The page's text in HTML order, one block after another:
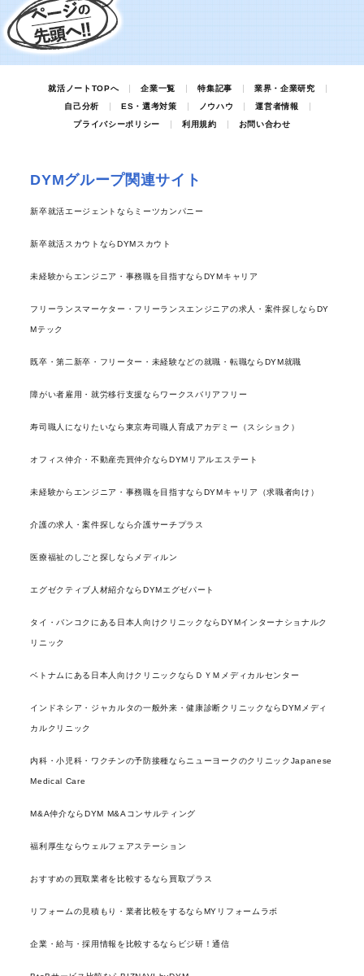
就活ノートTOPへ 企業一覧 特集記事
業界・企業研究
自己分析
ES・選考対策 ノウハウ
運営者情報
プライバシーポリシー
利用規約 お問い合わせ
DYMグループ関連サイト
新卒就活エージェントならミーツカンパニー
新卒就活スカウトならDYMスカウト
未経験からエンジニア・事務職を目指すならDYMキャリア
フリーランスマーケター・フリーランスエンジニアの求人・案件探しならDY
Mテック
既卒・第二新卒・フリーター・未経験などの就職・転職ならDYM就職
障がい者雇用・就労移行支援ならワークスバリアフリー
寿司職人になりたいなら東京寿司職人育成アカデミー（スシショク）
オフィス仲介・不動産売買仲介ならDYMリアルエステート
未経験からエンジニア・事務職を目指すならDYMキャリア（求職者向け）
介護の求人・案件探しなら介護サーチプラス
医療福祉のしごと探しならメディルン
エグゼクティブ人材紹介ならDYMエグゼパート
タイ・バンコクにある日本人向けクリニックならDYMインターナショナルク
リニック
ベトナムにある日本人向けクリニックならＤＹＭメディカルセンター
インドネシア・ジャカルタの一般外来・健康診断クリニックならDYMメディ
カルクリニック
内科・小児科・ワクチンの予防接種ならニューヨークのクリニックJapanese
Medical Care
M&A仲介ならDYM M&Aコンサルティング
福利厚生ならウェルフェアステーション
おすすめの買取業者を比較するなら買取プラス
リフォームの見積もり・業者比較をするならMYリフォームラボ
企業・給与・採用情報を比較するならビジ研！通信